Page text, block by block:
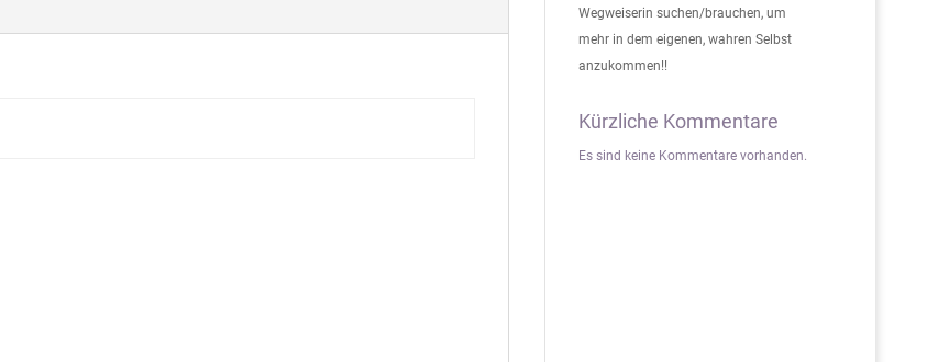
Wegweiserin suchen/brauchen, um
mehr in dem eigenen, wahren Selbst
anzukommen!!
Kürzliche Kommentare
Es sind keine Kommentare vorhanden.